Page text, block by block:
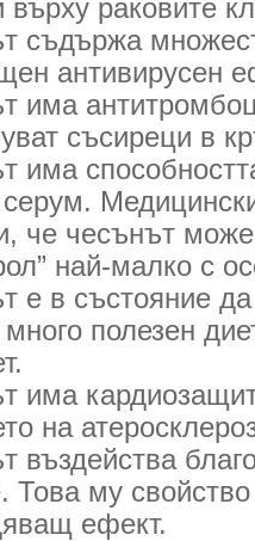
върху раковите
съдържа
антивирусен
има
съсиреци в
има
че чесънът
най-малко с
е в състояние
много полезен
има
на
въздейства
Това му
ефект.